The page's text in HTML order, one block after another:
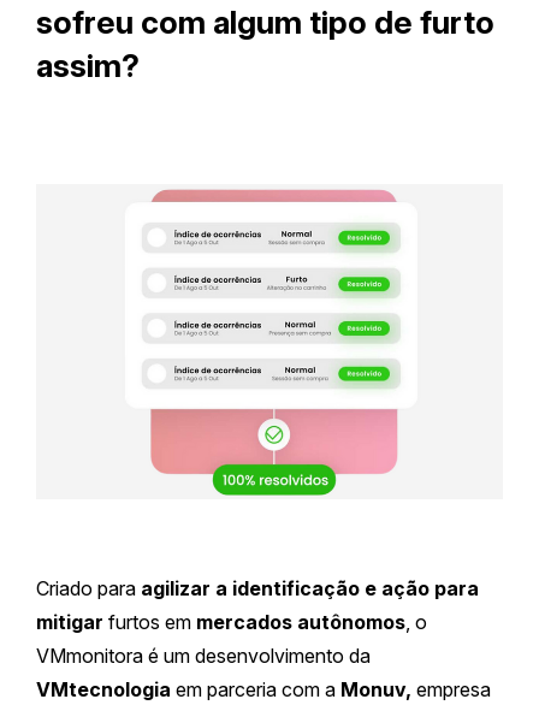
sofreu com algum tipo de furto
assim?
Criado para agilizar a identificação e ação para
mitigar furtos em mercados autônomos, o
VMmonitora é um desenvolvimento da
VMtecnologia em parceria com a Monuv, empresa